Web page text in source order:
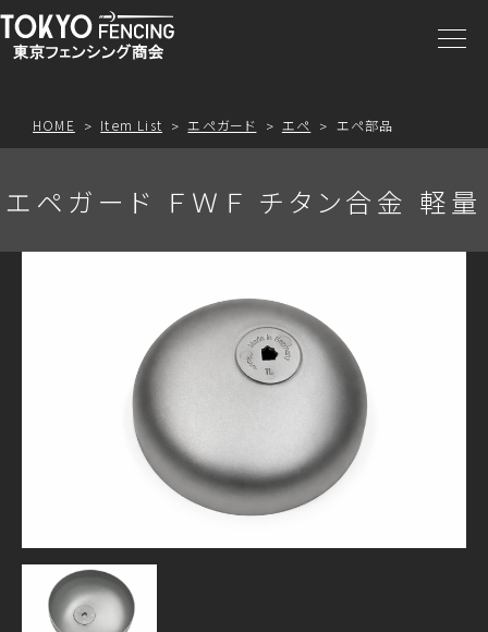
商品一覧
お問合わせ
HOME Item List エペガード エペ エペ部品
エペガード ＦＷＦ チタン合金 軽量